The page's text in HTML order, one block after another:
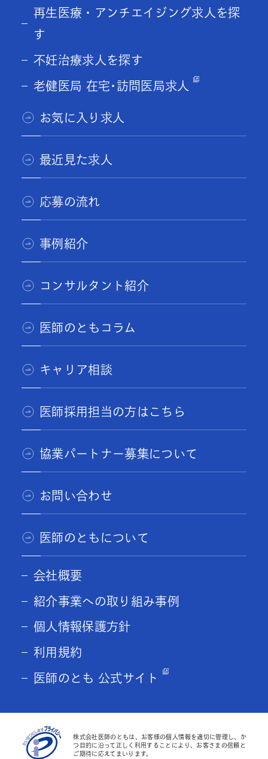
再生医療・アンチエイジング求人を探
す
不妊治療求人を探す
老健医局 在宅･訪問医局求人
お気に入り求人
最近見た求人
応募の流れ
事例紹介
コンサルタント紹介
医師のともコラム
キャリア相談
医師採用担当の方はこちら
協業パートナー募集について
お問い合わせ
医師のともについて
会社概要
紹介事業への取り組み事例
個人情報保護方針
利用規約
医師のとも 公式サイト
株式会社医師のともは、お客様の個人情報を適切に管理し、か
つ目的に沿って正しく利用することにより、お客さまの信頼と
ご期待に応えてまいります。